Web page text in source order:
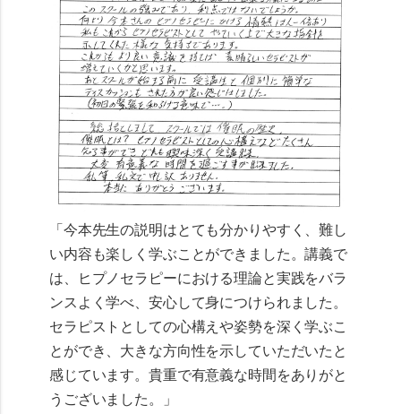
「今本先生の説明はとても分かりやすく、難し
い内容も楽しく学ぶことができました。講義で
は、ヒプノセラピーにおける理論と実践をバラ
ンスよく学べ、安心して身につけられました。
セラピストとしての心構えや姿勢を深く学ぶこ
とができ、大きな方向性を示していただいたと
感じています。貴重で有意義な時間をありがと
うございました。」